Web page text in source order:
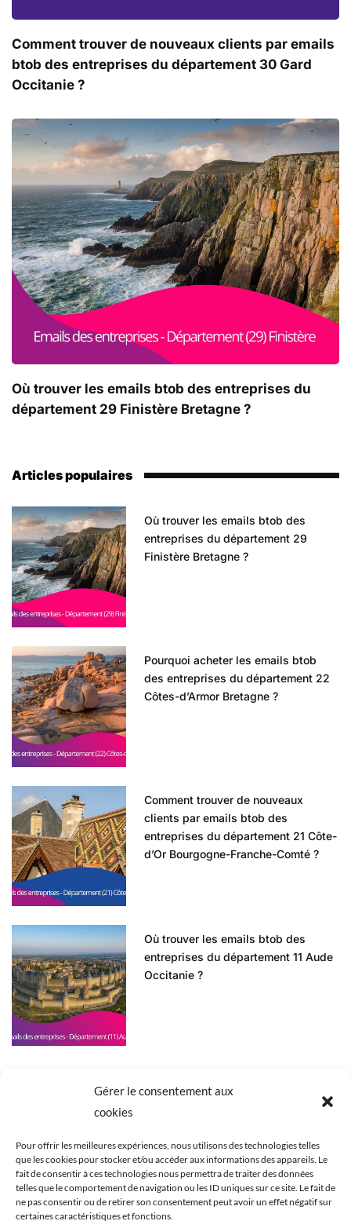
Gérer le consentement aux
cookies
Pour offrir les meilleures expériences, nous utilisons des technologies telles
que les cookies pour stocker et/ou accéder aux informations des appareils. Le
fait de consentir à ces technologies nous permettra de traiter des données
telles que le comportement de navigation ou les ID uniques sur ce site. Le fait de
ne pas consentir ou de retirer son consentement peut avoir un effet négatif sur
certaines caractéristiques et fonctions.
Comment trouver de nouveaux clients par emails
btob des entreprises du département 30 Gard
Occitanie ?
Où trouver les emails btob des entreprises du
département 29 Finistère Bretagne ?
Articles populaires
Où trouver les emails btob des
entreprises du département 29
Finistère Bretagne ?
Pourquoi acheter les emails btob
des entreprises du département 22
Côtes-d’Armor Bretagne ?
Comment trouver de nouveaux
clients par emails btob des
entreprises du département 21 Côte-
d’Or Bourgogne-Franche-Comté ?
Où trouver les emails btob des
entreprises du département 11 Aude
Occitanie ?
ACCUEIL BLOG
BASES DE DONNÉES
ZONE GÉOGRAPHIQUE
CONSEILS
NOTRE SITE
NOS LIENS